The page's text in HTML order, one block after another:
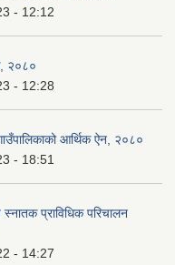
- 12:12
२०८०
- 12:28
आर्थिक ऐन, २०८०
- 18:51
प्राविधिक परिचालन
- 14:27